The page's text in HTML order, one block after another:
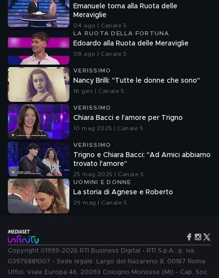
Emanuele torna alla Ruota delle
Meraviglie
04 ago | Canale 5
LA RUOTA DELLA FORTUNA
Edoardo alla Ruota delle Meraviglie
08 ago | Canale 5
VERISSIMO
Nancy Brilli: "Tutte le donne che sono"
18 gen | Canale 5
VERISSIMO
Chiara Bacci e l'amore per Trigno
10 mag 2025 | Canale 5
VERISSIMO
Trigno e Chiara Bacci: "Ad Amici abbiamo
trovato l'amore"
25 mag 2025 | Canale 5
UOMINI E DONNE
La storia di Agnese e Roberto
29 mag | Canale 5
Copyright ©1999-2026 RTI Business Digital - RTI S.p.A.: p. iva
03976881007 - Sede legale: Largo del Nazareno 8, 00187 Roma.
Uffici: Viale Europa 46, 20093 Cologno Monzese (MI) - Cap. Soc.